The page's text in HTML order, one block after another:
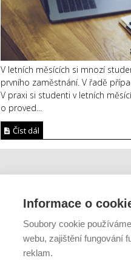
V letních měsících si mnozí
prvního zaměstnání. V řadě
V praxi si studenti v letních
o proved...
Číst dál
Informace o
Soubory cookie
webu, zajištění fungování
reklam.